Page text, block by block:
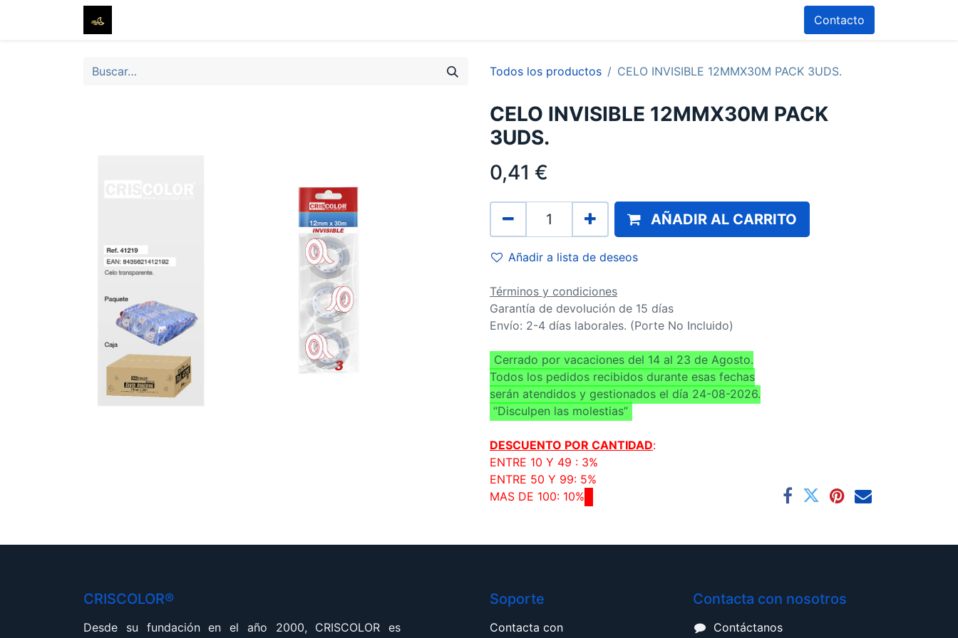
Contacto
Todos los productos CELO INVISIBLE 12MMX30M PACK 3UDS.
CELO INVISIBLE 12MMX30M PACK
3UDS.
0,41 €
AÑADIR AL CARRITO
Añadir a lista de deseos
Términos y condiciones
Garantía de devolución de 15 días
Envío: 2-4 días laborales. (Porte No Incluido)
Cerrado por vacaciones del 14 al 23 de Agosto.
Todos los pedidos recibidos durante esas fechas
serán atendidos y gestionados el día 24-08-2026.
“Disculpen las molestias”
DESCUENTO POR CANTIDAD:
ENTRE 10 Y 49 : 3%
ENTRE 50 Y 99: 5%
MAS DE 100: 10%
CRISCOLOR®
Desde su fundación en el año 2000, CRISCOLOR es
Soporte
Contacta con
Contacta con nosotros
Contáctanos